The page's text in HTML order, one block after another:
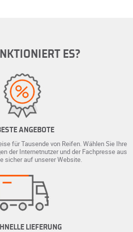
ES?
ANGEBOTE
für Tausende von Reifen. Wählen Sie Ihre
der Internetnutzer und der Fachpresse aus
sicher auf unserer Website.
LIEFERUNG